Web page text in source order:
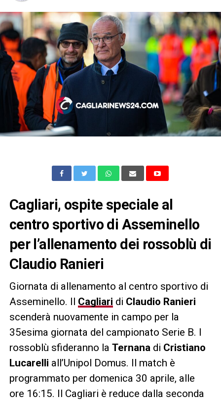
Cagliari, ospite speciale al
centro sportivo di Asseminello
per l’allenamento dei rossoblù di
Claudio Ranieri
Giornata di allenamento al centro sportivo di
Asseminello. Il Cagliari di Claudio Ranieri
scenderà nuovamente in campo per la
35esima giornata del campionato Serie B. I
rossoblù sfideranno la Ternana di Cristiano
Lucarelli all’Unipol Domus. Il match è
programmato per domenica 30 aprile, alle
ore 16:15. Il Cagliari è reduce dalla seconda